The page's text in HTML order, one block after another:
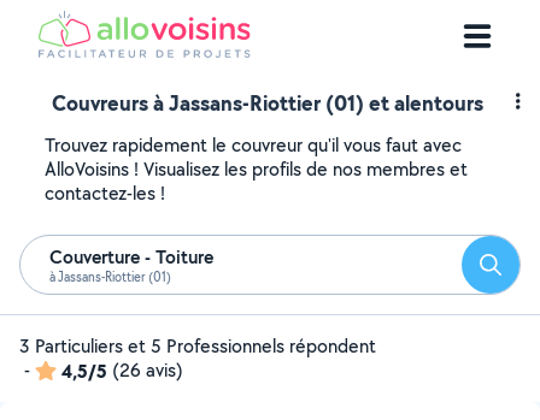
Couvreurs à Jassans-Riottier (01) et alentours
Trouvez rapidement le couvreur qu'il vous faut avec
AlloVoisins ! Visualisez les profils de nos membres et
contactez-les !
Couverture - Toiture
à Jassans-Riottier (01)
3 Particuliers et 5 Professionnels répondent
-
4,5/5 (26 avis)